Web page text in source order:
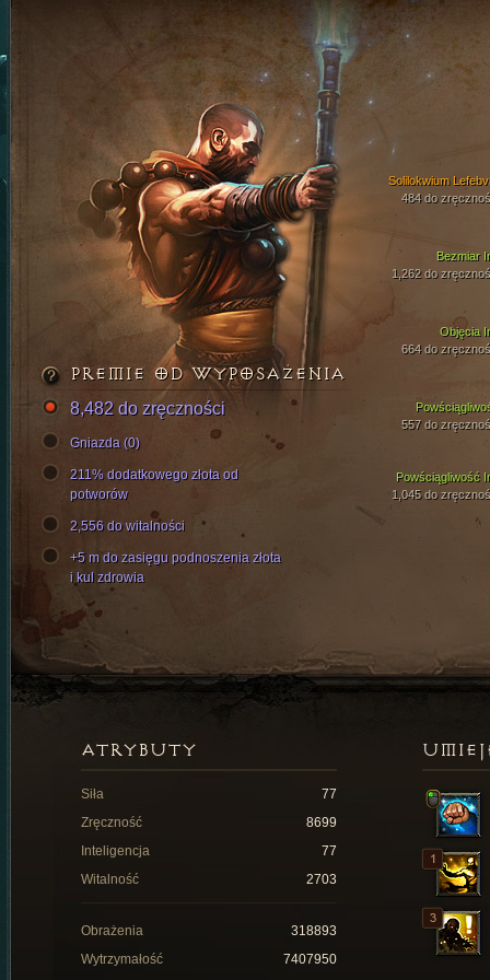
Bezmiar
1,262 do
Objęcia
664 do
Solilokwium
484 do
Powściągliwość
1,045 do
557 do
PREMIE OD WYPOSAŻENIA
8,482 do zręczności
Gniazda (0)
211% dodatkowego złota od
potworów
2,556 do witalności
+5 m do zasięgu podnoszenia złota
i kul zdrowia
ATRYBUTY
Siła
77
Zręczność
8699
Inteligencja
77
Witalność
2703
Obrażenia
318893
Wytrzymałość
7407950